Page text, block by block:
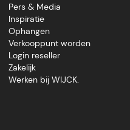
Pers & Media
Inspiratie
Ophangen
Verkooppunt worden
Login reseller
Zakelijk
Werken bij WIJCK.